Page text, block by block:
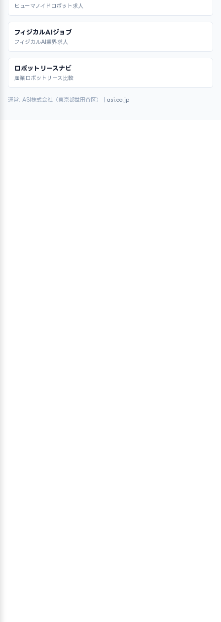
ヒューマノイドロボット求人
フィジカルAIジョブ
フィジカルAI業界求人
ロボットリースナビ
産業ロボットリース比較
運営: ASI株式会社（東京都世田谷区）｜ asi.co.jp